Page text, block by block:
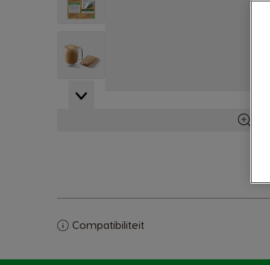
View larger image
Compatibiliteit